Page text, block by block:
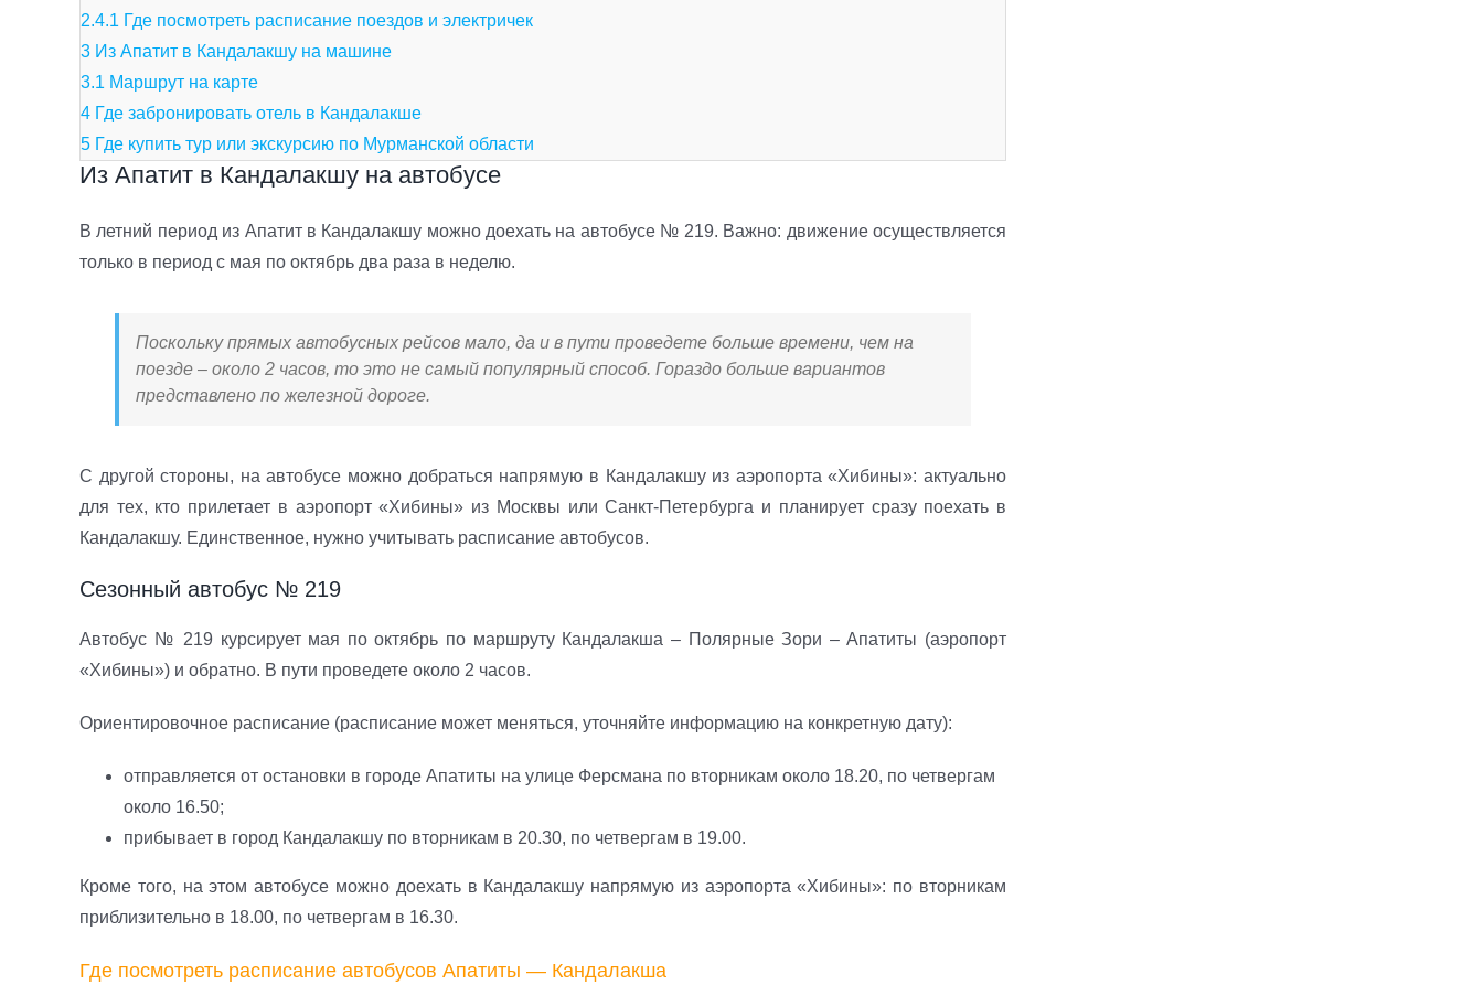
2.4.1 Где посмотреть расписание поездов и электричек
3 Из Апатит в Кандалакшу на машине
3.1 Маршрут на карте
4 Где забронировать отель в Кандалакше
5 Где купить тур или экскурсию по Мурманской области
Из Апатит в Кандалакшу на автобусе
В летний период из Апатит в Кандалакшу можно доехать на автобусе № 219. Важно: движение осуществляется
только в период с мая по октябрь два раза в неделю.
Поскольку прямых автобусных рейсов мало, да и в пути проведете больше времени, чем на
поезде – около 2 часов, то это не самый популярный способ. Гораздо больше вариантов
представлено по железной дороге.
С другой стороны, на автобусе можно добраться напрямую в Кандалакшу из аэропорта «Хибины»: актуально
для тех, кто прилетает в аэропорт «Хибины» из Москвы или Санкт-Петербурга и планирует сразу поехать в
Кандалакшу. Единственное, нужно учитывать расписание автобусов.
Сезонный автобус № 219
Автобус № 219 курсирует мая по октябрь по маршруту Кандалакша – Полярные Зори – Апатиты (аэропорт
«Хибины») и обратно. В пути проведете около 2 часов.
Ориентировочное расписание (расписание может меняться, уточняйте информацию на конкретную дату):
отправляется от остановки в городе Апатиты на улице Ферсмана по вторникам около 18.20, по четвергам
около 16.50;
прибывает в город Кандалакшу по вторникам в 20.30, по четвергам в 19.00.
Кроме того, на этом автобусе можно доехать в Кандалакшу напрямую из аэропорта «Хибины»: по вторникам
приблизительно в 18.00, по четвергам в 16.30.
Где посмотреть расписание автобусов Апатиты — Кандалакша